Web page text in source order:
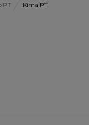
PT Kima PT